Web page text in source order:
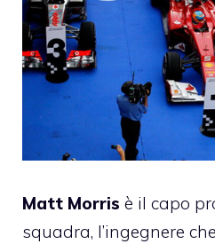
Matt Morris è il capo
squadra, l’ingegnere